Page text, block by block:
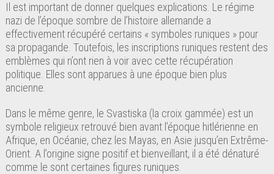
Il est important de donner quelques explications. Le régime
nazi de l’époque sombre de l’histoire allemande a
effectivement récupéré certains « symboles runiques » pour
sa propagande. Toutefois, les inscriptions runiques restent des
emblèmes qui n’ont rien à voir avec cette récupération
politique. Elles sont apparues à une époque bien plus
ancienne.
Dans le même genre, le Svastiska (la croix gammée) est un
symbole religieux retrouvé bien avant l’époque hitlérienne en
Afrique, en Océanie, chez les Mayas, en Asie jusqu’en Extrême-
Orient. A l’origine signe positif et bienveillant, il a été dénaturé
comme le sont certaines figures runiques.